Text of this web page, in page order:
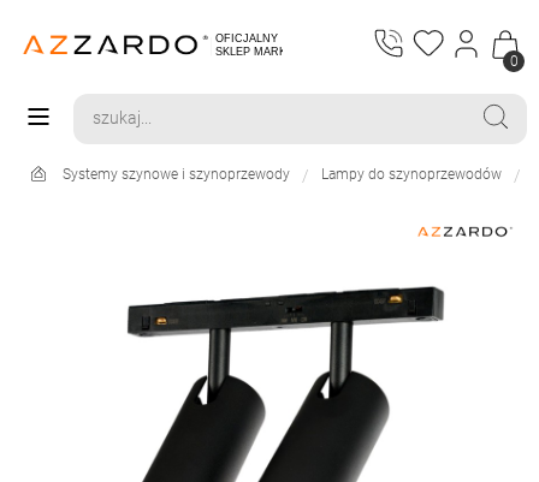
0
Systemy szynowe i szynoprzewody Lampy do szynoprzewodów